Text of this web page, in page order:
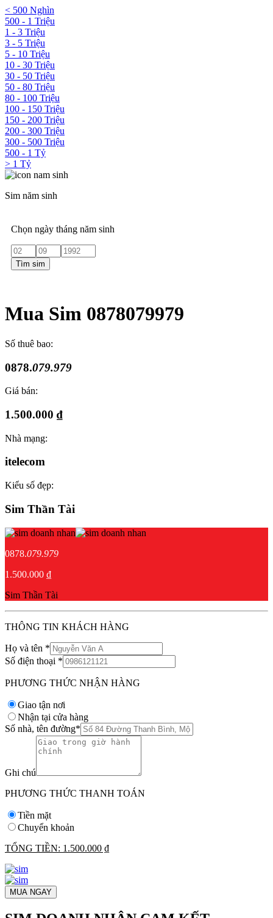
< 500 Nghìn
500 - 1 Triệu
1 - 3 Triệu
3 - 5 Triệu
5 - 10 Triệu
10 - 30 Triệu
30 - 50 Triệu
50 - 80 Triệu
80 - 100 Triệu
100 - 150 Triệu
150 - 200 Triệu
200 - 300 Triệu
300 - 500 Triệu
500 - 1 Tỷ
> 1 Tỷ
Sim năm sinh
Chọn ngày tháng năm sinh
Tìm sim
Mua Sim 0878079979
Số thuê bao:
0878.079.979
Giá bán:
1.500.000 ₫
Nhà mạng:
itelecom
Kiểu số đẹp:
Sim Thần Tài
0878.079.979
1.500.000 ₫
Sim Thần Tài
THÔNG TIN KHÁCH HÀNG
Họ và tên *
Số điện thoại *
PHƯƠNG THỨC NHẬN HÀNG
Giao tận nơi
Nhận tại cửa hàng
Số nhà, tên đường*
Ghi chú
PHƯƠNG THỨC THANH TOÁN
Tiền mặt
Chuyển khoản
TỔNG TIỀN: 1.500.000 ₫
MUA NGAY